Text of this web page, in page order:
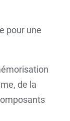
pour une
de la